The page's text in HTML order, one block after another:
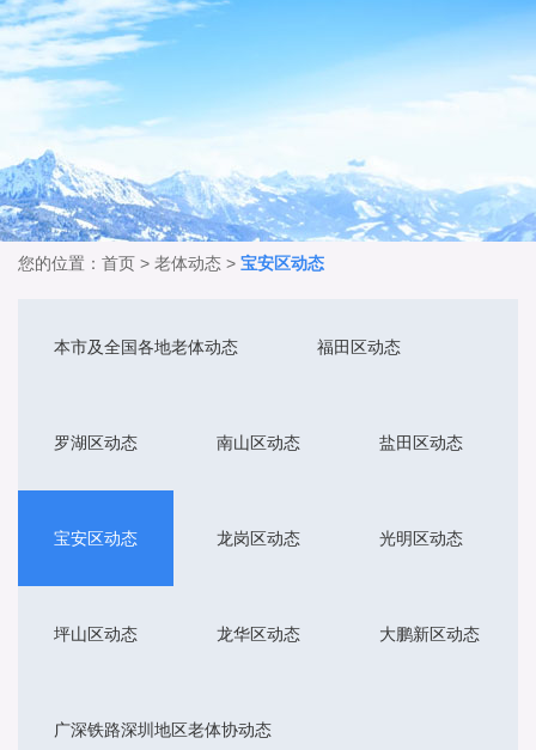
您的位置： 首页 > 老体动态 > 宝安区动态
本市及全国各地老体动态 福田区动态
罗湖区动态 南山区动态 盐田区动态
宝安区动态 龙岗区动态 光明区动态
坪山区动态 龙华区动态 大鹏新区动态
广深铁路深圳地区老体协动态